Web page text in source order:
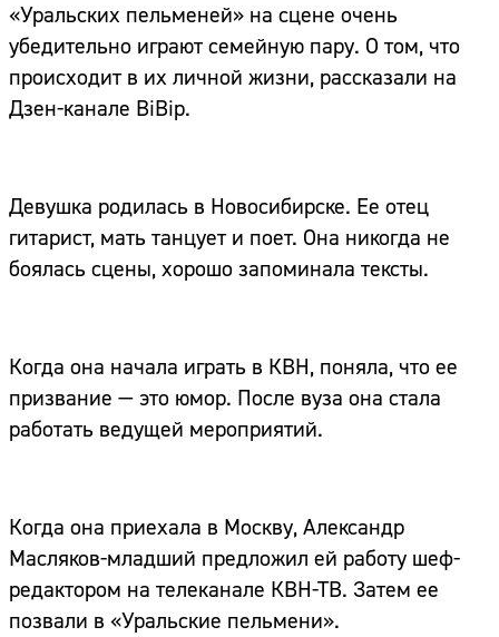
«Уральских пельменей» на сцене очень
убедительно играют семейную пару. О том, что
происходит в их личной жизни, рассказали на
Дзен-канале BiBip.
Девушка родилась в Новосибирске. Ее отец
гитарист, мать танцует и поет. Она никогда не
боялась сцены, хорошо запоминала тексты.
Когда она начала играть в КВН, поняла, что ее
призвание — это юмор. После вуза она стала
работать ведущей мероприятий.
Когда она приехала в Москву, Александр
Масляков-младший предложил ей работу шеф-
редактором на телеканале КВН-ТВ. Затем ее
позвали в «Уральские пельмени».